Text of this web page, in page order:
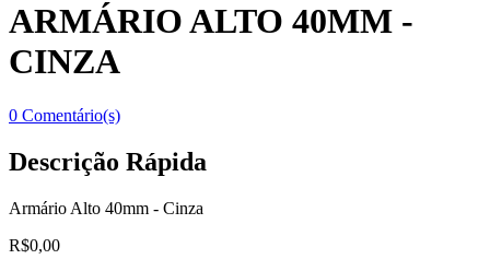
ARMÁRIO ALTO 40MM -
CINZA
0 Comentário(s)
Descrição Rápida
Armário Alto 40mm - Cinza
R$0,00